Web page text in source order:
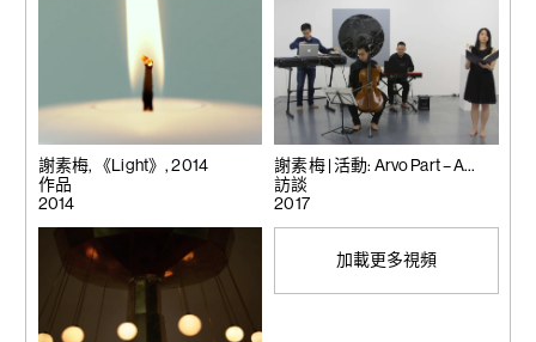
謝素梅, 《Light》, 2014
作品
2014
謝素梅 | 活動: Arvo Part – A
Musical Evening
訪談
2017
加載更多視頻